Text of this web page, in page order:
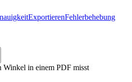
ExportierenFehlerbehebung
Winkel in einem PDF misst